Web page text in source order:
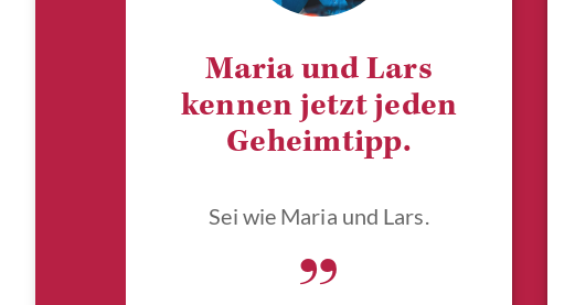
Maria und Lars
kennen jetzt jeden
Geheimtipp.
Sei wie Maria und Lars.
„